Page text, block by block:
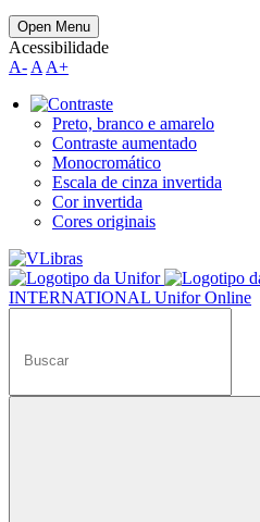
Open Menu
Acessibilidade
A- A A+
Preto, branco e amarelo
Contraste aumentado
Monocromático
Escala de cinza invertida
Cor invertida
Cores originais
INTERNATIONAL Unifor Online